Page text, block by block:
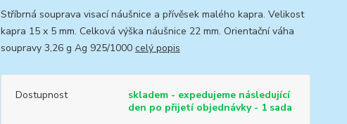
Stříbrná souprava visací náušnice a přívěsek malého kapra. Velikost
kapra 15 x 5 mm. Celková výška náušnice 22 mm. Orientační váha
soupravy 3,26 g Ag 925/1000 celý popis
Dostupnost
skladem - expedujeme následující
den po přijetí objednávky - 1 sada